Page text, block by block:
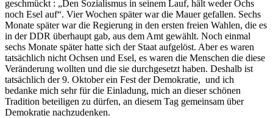
geschmückt : „Den Sozialismus in seinem Lauf, hält weder Ochs
noch Esel auf“. Vier Wochen später war die Mauer gefallen. Sechs
Monate später war die Regierung in den ersten freien Wahlen, die es
in der DDR überhaupt gab, aus dem Amt gewählt. Noch einmal
sechs Monate später hatte sich der Staat aufgelöst. Aber es waren
tatsächlich nicht Ochsen und Esel, es waren die Menschen die diese
Veränderung wollten und die sie durchgesetzt haben. Deshalb ist
tatsächlich der 9. Oktober ein Fest der Demokratie, und ich
bedanke mich sehr für die Einladung, mich an dieser schönen
Tradition beteiligen zu dürfen, an diesem Tag gemeinsam über
Demokratie nachzudenken.